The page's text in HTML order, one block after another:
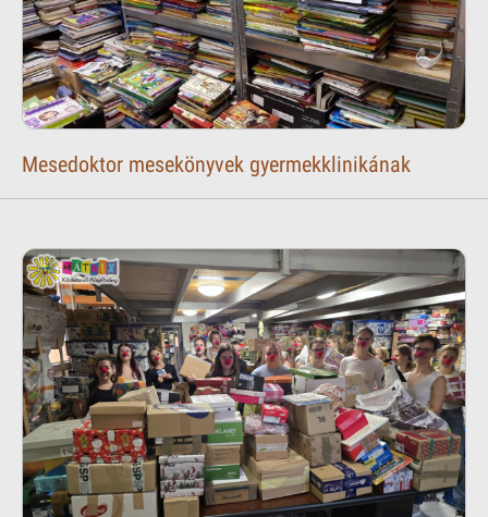
Mesedoktor mesekönyvek gyermekklinikának